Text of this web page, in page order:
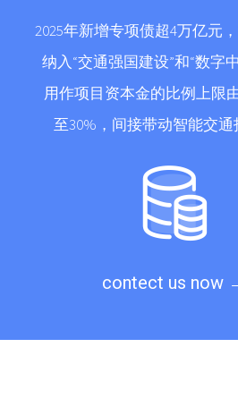
2025年新增专项债超4万亿元
纳入“交通强国建设”和“数字
用作项目资本金的比例上限
至30%，间接带动智能交
contect us now